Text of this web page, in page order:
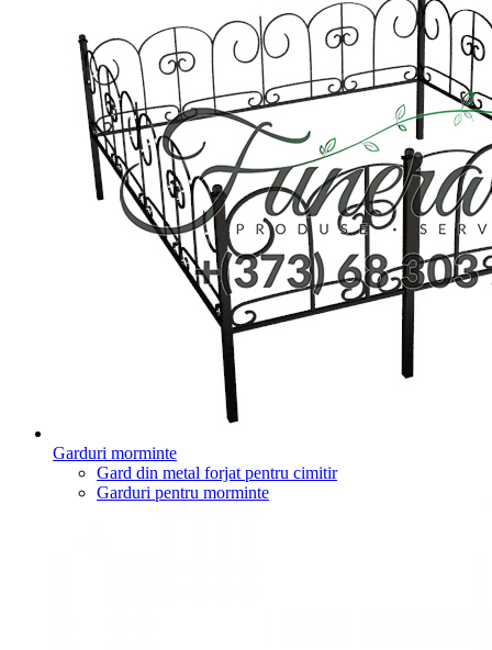
Garduri morminte
Gard din metal forjat pentru cimitir
Garduri pentru morminte